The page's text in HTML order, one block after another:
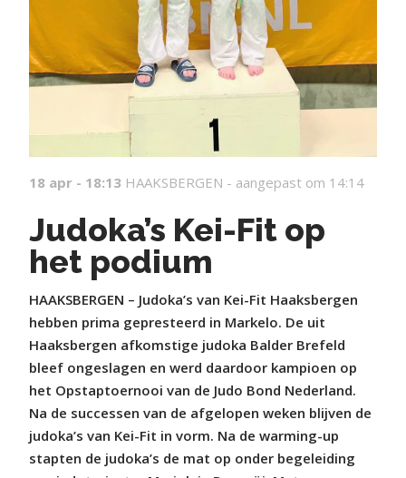
18 apr - 18:13 HAAKSBERGEN - aangepast om 14:14
Judoka’s Kei-Fit op
het podium
HAAKSBERGEN – Judoka’s van Kei-Fit Haaksbergen
hebben prima gepresteerd in Markelo. De uit
Haaksbergen afkomstige judoka Balder Brefeld
bleef ongeslagen en werd daardoor kampioen op
het Opstaptoernooi van de Judo Bond Nederland.
Na de successen van de afgelopen weken blijven de
judoka’s van Kei-Fit in vorm. Na de warming-up
stapten de judoka’s de mat op onder begeleiding